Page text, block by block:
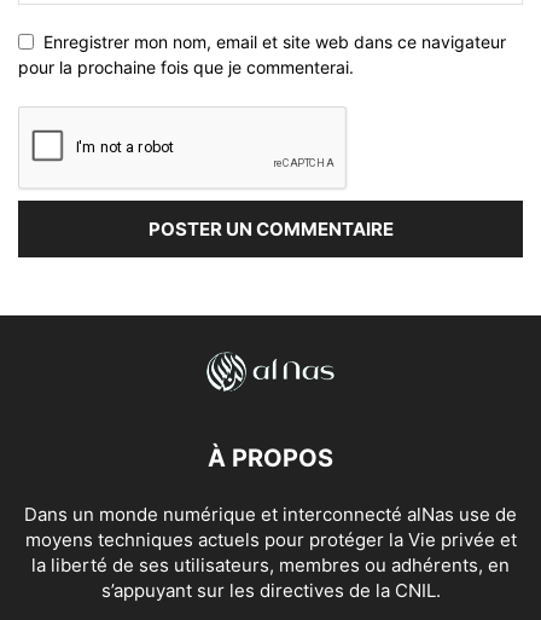
Enregistrer mon nom, email et site web dans ce navigateur
pour la prochaine fois que je commenterai.
À PROPOS
Dans un monde numérique et interconnecté alNas use de
moyens techniques actuels pour protéger la Vie privée et
la liberté de ses utilisateurs, membres ou adhérents, en
s’appuyant sur les directives de la CNIL.